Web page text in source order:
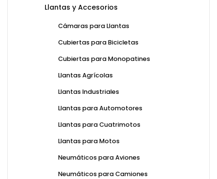
Llantas y Accesorios
Cámaras para Llantas
Cubiertas para Bicicletas
Cubiertas para Monopatines
Llantas Agrícolas
Llantas Industriales
Llantas para Automotores
Llantas para Cuatrimotos
Llantas para Motos
Neumáticos para Aviones
Neumáticos para Camiones